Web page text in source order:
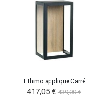
Ethimo applique Carré
417,05 € 439,00 €